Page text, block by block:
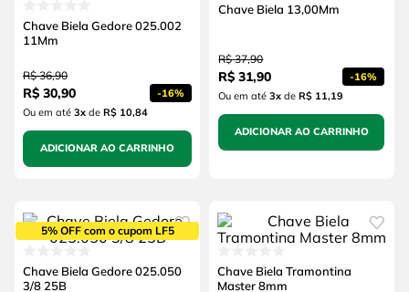
Chave Biela Gedore 025.002
11Mm
R$ 36,90
R$ 30,90 -16%
Ou em até 3xde R$ 10,84
ADICIONAR AO CARRINHO
Chave Biela 13,00Mm
R$ 37,90
R$ 31,90 -16%
Ou em até3x deR$ 11,19
ADICIONAR AO CARRINHO
5% OFF com o cupom LF5
Chave Biela Gedore 025.050
3/8 25B
Chave Biela Tramontina
Master 8mm